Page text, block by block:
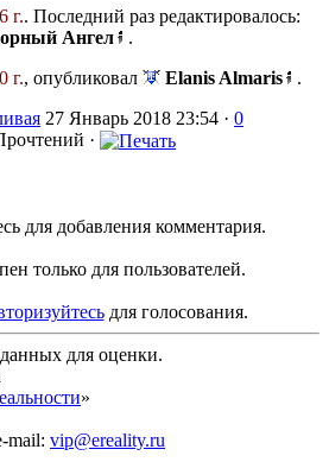
г.. Последний раз редактировалось:
Ангел
.
г., опубликовал Elanis Almaris
.
27 Январь 2018 23:54 · 0
·
для добавления комментария.
только для пользователей.
для голосования.
для оценки.
»
mail: vip@ereality.ru